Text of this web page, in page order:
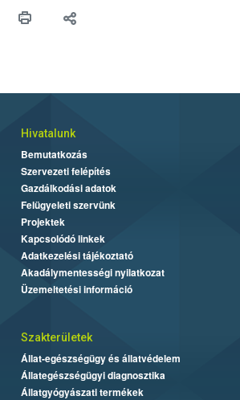
felhasználók számára is elérhető és
Hivatalunk
Bemutatkozás
Szervezeti felépítés
Gazdálkodási adatok
Felügyeleti szervünk
Projektek
Kapcsolódó linkek
Adatkezelési tájékoztató
Akadálymentességi nyilatkozat
Üzemeltetési információ
Szakterületek
Állat-egészségügy és állatvédelem
Állategészségügyi diagnosztika
Állatgyógyászati termékek